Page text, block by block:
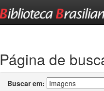
Página de
Buscar em: